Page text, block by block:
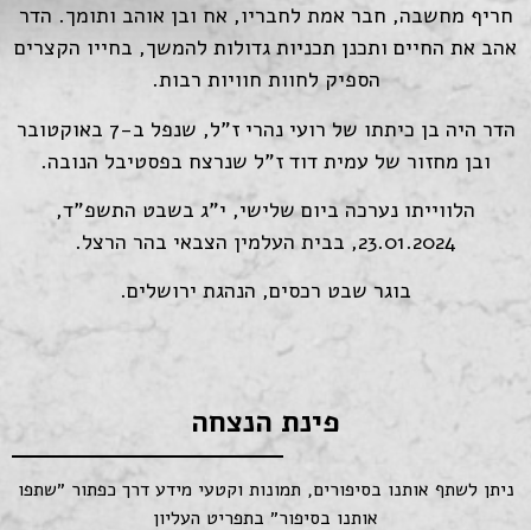
חריף מחשבה, חבר אמת לחבריו, אח ובן אוהב ותומך. הדר
אהב את החיים ותכנן תכניות גדולות להמשך, בחייו הקצרים
הספיק לחוות חוויות רבות.
הדר היה בן כיתתו של רועי נהרי ז"ל, שנפל ב-7 באוקטובר
ובן מחזור של עמית דוד ז"ל שנרצח בפסטיבל הנובה.
הלווייתו נערכה ביום שלישי, י"ג בשבט התשפ"ד,
23.01.2024, בבית העלמין הצבאי בהר הרצל.
בוגר שבט רכסים, הנהגת ירושלים.
פינת הנצחה
ניתן לשתף אותנו בסיפורים, תמונות וקטעי מידע דרך כפתור ״שתפו
אותנו בסיפור״ בתפריט העליון